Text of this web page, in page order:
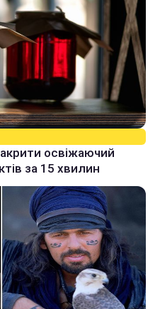
освіжаючий
за 15 хвилин